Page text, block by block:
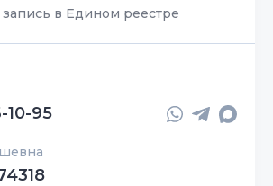
в Едином реестре
10-95